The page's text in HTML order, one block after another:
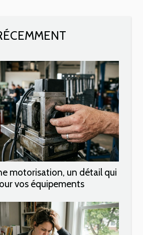
motorisation, un détail qui
vos équipements